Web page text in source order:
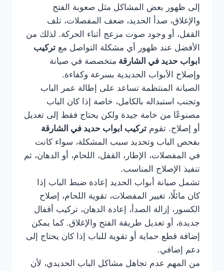
إلى ظهور بعض المشاكل مثل صعوبة الفتح
والإغلاق، صدأ الحديد، ضعف المفصلات، تلف
القفل، أو وجود صوت مزعج أثناء الحركة. لذلك من
الأفضل عند ظهور أي مشكلة التواصل مع تركيب
ابواب حديد في الشارقة متخصصة في صيانة
وإصلاح الأبواب الحديدية بسرعة وكفاءة.
الصيانة المنتظمة تساعد على إطالة عمر الباب
وتجنب استبداله بالكامل، خاصة إذا كان الباب
مصنوعًا من خامة جيدة ولكن يحتاج فقط إلى تعديل
أو إصلاح. تقوم تركيب ابواب حديد في الشارقة
بفحص الباب وتحديد سبب المشكلة، سواء كانت
في المفصلات، الإطار، القفل، اللحام، أو الدهان، ثم
تنفيذ الإصلاح المناسب.
تشمل صيانة أبواب الحديد إعادة ضبط الباب إذا
كان مائلًا، تغيير المفصلات، تقوية اللحام، إصلاح
الكسور، إزالة الصدأ، إعادة الدهان، تركيب أقفال
جديدة، أو تعديل طريقة الفتح والإغلاق. كما يمكن
إضافة قطع حماية أو تقوية للباب إذا كان يحتاج إلى
دعم إضافي.
من المهم عدم تجاهل مشاكل الباب الحديدي، لأن